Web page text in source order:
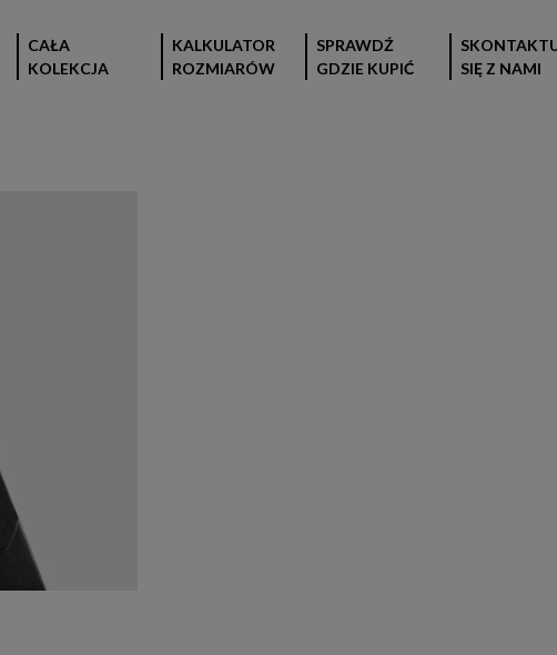
CAŁA
KOLEKCJA
KALKULATOR
ROZMIARÓW
SPRAWDŹ
GDZIE KUPIĆ
SIĘ Z NAMI